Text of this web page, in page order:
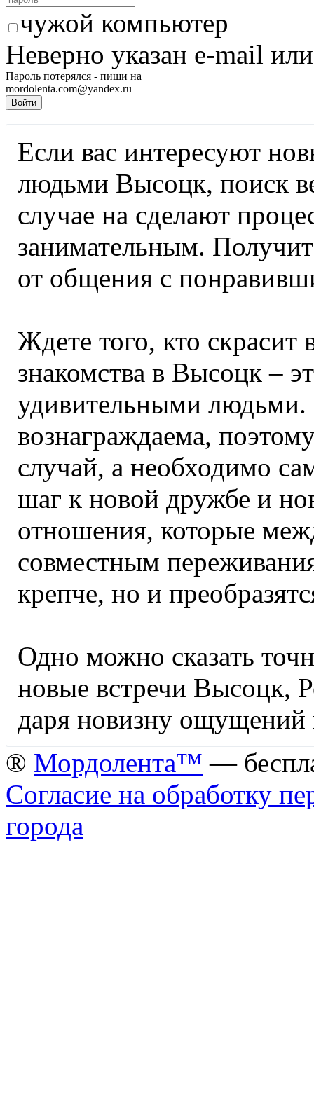
чужой компьютер
Неверно указан e-mail
Пароль потерялся - пиши на
mordolenta.com@yandex.ru
Если вас интересуют
людьми Высоцк, поиск
случае на сделают
занимательным.
от общения с
Ждете того, кто скрасит
знакомства в Высоцк –
удивительными людьми.
вознаграждаема,
случай, а необходимо
шаг к новой дружбе и
отношения, которые
совместным
крепче, но и
Одно можно сказать
новые встречи Высоцк,
даря новизну
® Мордолента™ —
Согласие на обработку
города